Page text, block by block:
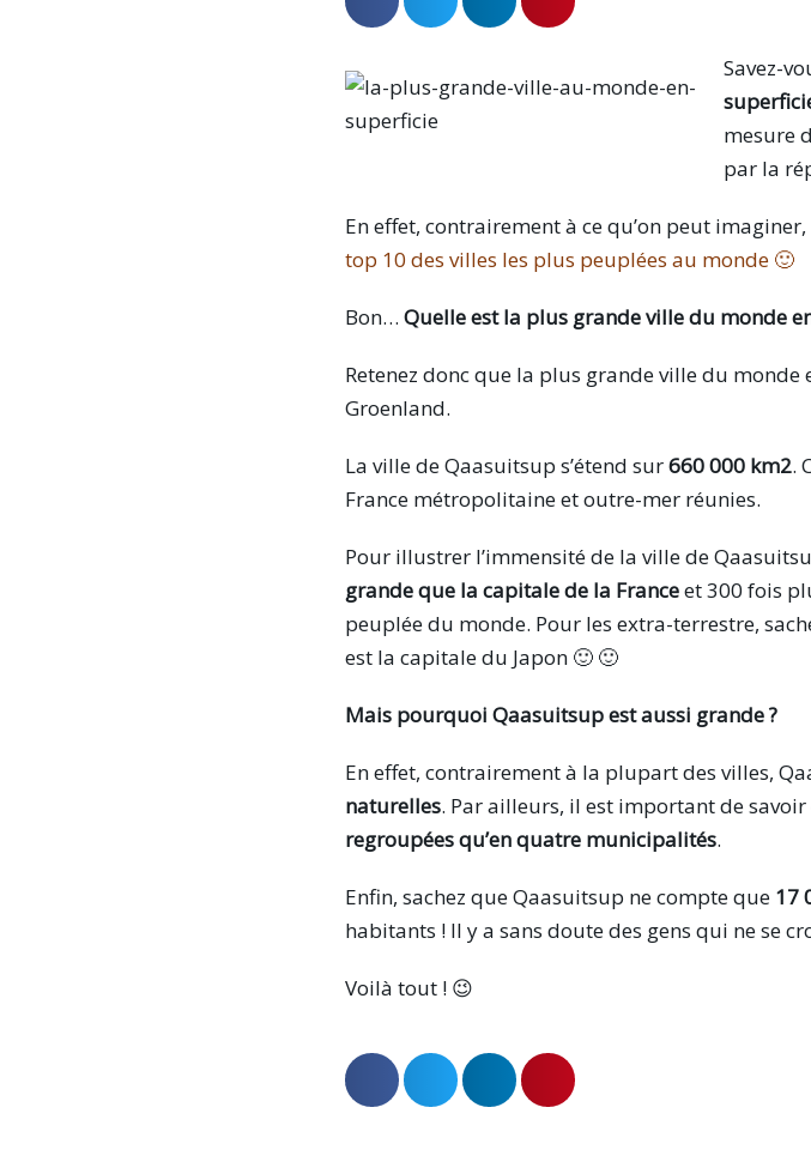
Savez-
mesure
par la
En effet, contrairement à ce qu’on peut
top 10 des villes les plus peuplées au monde 🙂
Bon… Quelle est la plus grande ville du monde
Retenez donc que la plus grande ville du
Groenland.
La ville de Qaasuitsup s’étend sur660 000 km2.
France métropolitaine et outre-mer réunies.
Pour illustrer l’immensité de la ville de
grande que la capitale de la Franceet 300 fois
peuplée du monde. Pour les extra-terrestre,
est la capitale du Japon 🙂 🙂
Mais pourquoi Qaasuitsup est aussi grande ?
En effet, contrairement à la plupart des villes,
naturelles. Par ailleurs, il est important de savoir
regroupées qu’en quatre municipalités.
Enfin, sachez que Qaasuitsup ne compte que 17
habitants ! Il y a sans doute des gens qui ne se
Voilà tout ! 😉